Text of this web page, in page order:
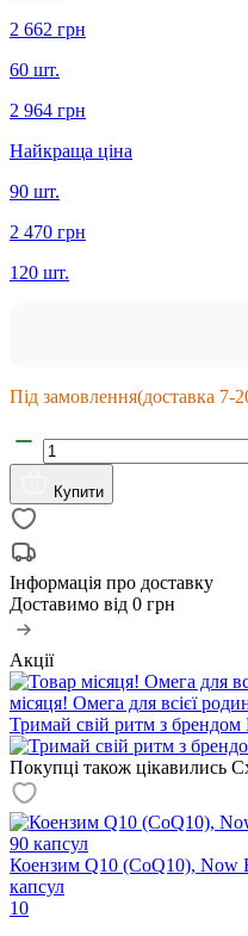
2 662 грн
60 шт.
2 964 грн
Найкраща ціна
90 шт.
2 470 грн
120 шт.
Під замовлення(доставка 7-
Купити
Інформація про доставку
Доставимо від 0 грн
Акції
місяця! Омега для всієї
Тримай свій ритм з
Покупці також цікавились
Коензим Q10 (CoQ10), Now
капсул
10